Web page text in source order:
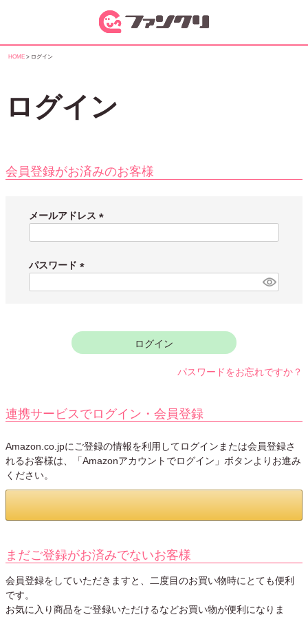
HOME ログイン
ログイン
会員登録がお済みのお客様
メールアドレス
)
パスワード
ログイン
パスワードをお忘れですか？
連携サービスでログイン・会員登録
Amazon.co.jpにご登録の情報を利用してログインまたは会員登録さ
れるお客様は、「Amazonアカウントでログイン」ボタンよりお進み
ください。
まだご登録がお済みでないお客様
会員登録をしていただきますと、二度目のお買い物時にとても便利
です。
お気に入り商品をご登録いただけるなどお買い物が便利になりま